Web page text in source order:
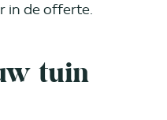
in de offerte.
tuin